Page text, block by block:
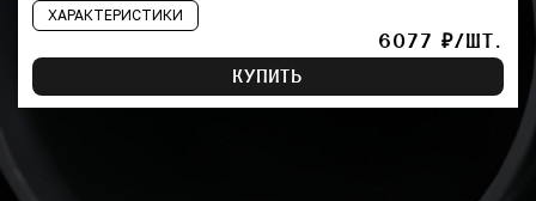
ХАРАКТЕРИСТИКИ
6077 ₽/ШТ.
КУПИТЬ